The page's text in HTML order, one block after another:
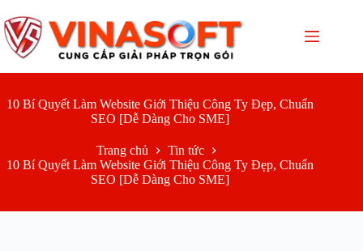
đến
phần
nội
10 Bí Quyết Làm Website Giới Thiệu Công Ty Đẹp, Chuẩn
SEO [Dễ Dàng Cho SME]
Trang chủ
Tin tức
10 Bí Quyết Làm Website Giới Thiệu Công Ty Đẹp, Chuẩn
SEO [Dễ Dàng Cho SME]